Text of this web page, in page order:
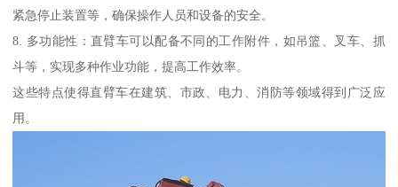
紧急停止装置等，确保操作人员和设备的安全。
8. 多功能性：直臂车可以配备不同的工作附件，如吊篮、叉车、抓
斗等，实现多种作业功能，提高工作效率。
这些特点使得直臂车在建筑、市政、电力、消防等领域得到广泛应
用。